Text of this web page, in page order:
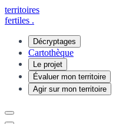
territoires
fertiles .
Décryptages
Cartothèque
Le projet
Évaluer mon territoire
Agir sur mon territoire